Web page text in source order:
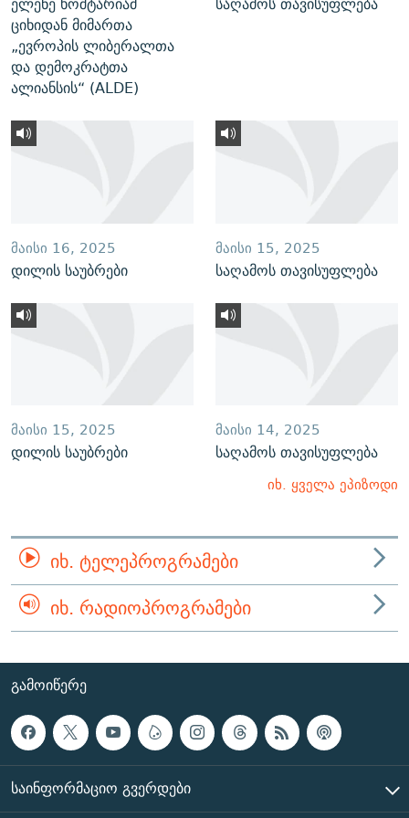
ციხიდან მიმართა
„ევროპის ლიბერალთა
და დემოკრატთა
ალიანსის“ (ALDE)
ᲛᲐᲘᲡᲘ 16, 2025
დილის საუბრები
ᲛᲐᲘᲡᲘ 15, 2025
საღამოს თავისუფლება
ᲛᲐᲘᲡᲘ 15, 2025
დილის საუბრები
ᲛᲐᲘᲡᲘ 14, 2025
საღამოს თავისუფლება
იხ. ყველა ეპიზოდი
ᲘᲮ. ᲢᲔᲚᲔᲞᲠᲝᲒᲠᲐᲛᲔᲑᲘ
ᲘᲮ. ᲠᲐᲓᲘᲝᲞᲠᲝᲒᲠᲐᲛᲔᲑᲘ
ᲒᲐᲛᲝᲘᲬᲔᲠᲔ
ᲡᲐᲘᲜᲤᲝᲠᲛᲐᲪᲘᲝ ᲒᲕᲔᲠᲓᲔᲑᲘ